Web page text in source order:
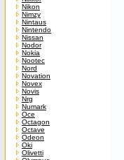
Nikon
Nimzy
Nintaus
Nintendo
Nissan
Nodor
Nokia
Nootec
Nord
Novation
Novex
Novis
Nrg
Numark
Oce
Octagon
Octave
Odeon
Oki
Olivetti